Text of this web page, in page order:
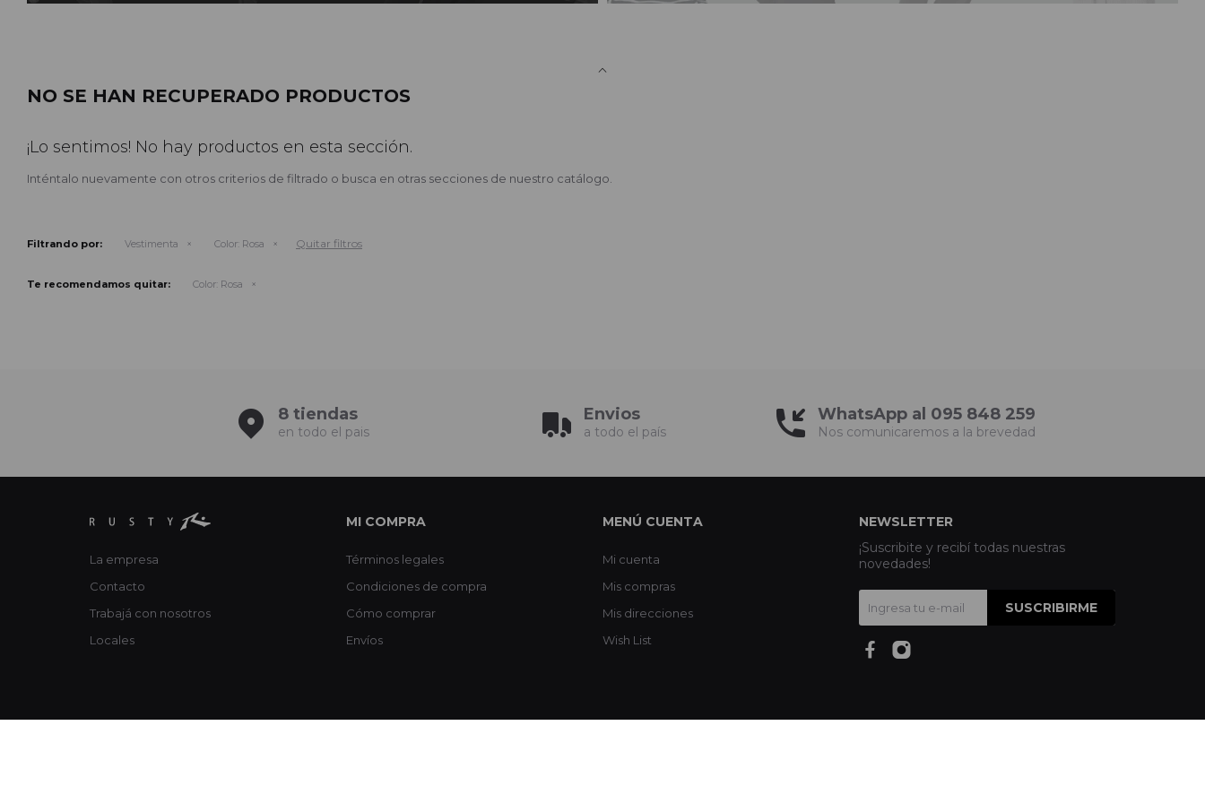
NO SE HAN RECUPERADO PRODUCTOS
¡Lo sentimos! No hay productos en esta sección.
Inténtalo nuevamente con otros criterios de filtrado o busca en otras secciones de nuestro catálogo.
Filtrando por: Vestimenta Color: Rosa Quitar filtros
Te recomendamos quitar: Color: Rosa
8 tiendas
en todo el pais
Envios
a todo el país
WhatsApp al 095 848 259
Nos comunicaremos a la brevedad
La empresa
Contacto
Trabajá con nosotros
Locales
MI COMPRA
Términos legales
Condiciones de compra
Cómo comprar
Envíos
MENÚ CUENTA
Mi cuenta
Mis compras
Mis direcciones
Wish List
NEWSLETTER
¡Suscribite y recibí todas nuestras
novedades!
SUSCRIBIRME